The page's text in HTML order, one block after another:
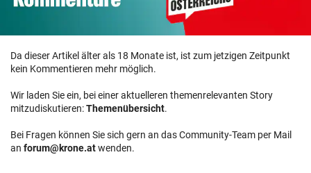
Da dieser Artikel älter als 18 Monate ist, ist zum jetzigen Zeitpunkt
kein Kommentieren mehr möglich.
Wir laden Sie ein, bei einer aktuelleren themenrelevanten Story
mitzudiskutieren:Themenübersicht.
Bei Fragen können Sie sich gern an das Community-Team per Mail
an forum@krone.atwenden.